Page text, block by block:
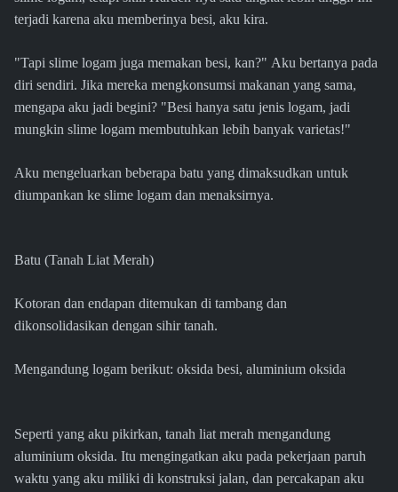
terjadi karena aku memberinya besi, aku kira.
"Tapi slime logam juga memakan besi, kan?" Aku bertanya pada
diri sendiri. Jika mereka mengkonsumsi makanan yang sama,
mengapa aku jadi begini? "Besi hanya satu jenis logam, jadi
mungkin slime logam membutuhkan lebih banyak varietas!"
Aku mengeluarkan beberapa batu yang dimaksudkan untuk
diumpankan ke slime logam dan menaksirnya.
Batu (Tanah Liat Merah)
Kotoran dan endapan ditemukan di tambang dan
dikonsolidasikan dengan sihir tanah.
Mengandung logam berikut: oksida besi, aluminium oksida
Seperti yang aku pikirkan, tanah liat merah mengandung
aluminium oksida. Itu mengingatkan aku pada pekerjaan paruh
waktu yang aku miliki di konstruksi jalan, dan percakapan aku